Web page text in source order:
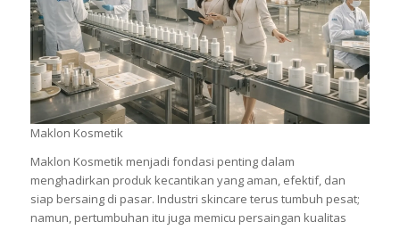
Maklon Kosmetik
Maklon Kosmetik menjadi fondasi penting dalam
menghadirkan produk kecantikan yang aman, efektif, dan
siap bersaing di pasar. Industri skincare terus tumbuh pesat;
namun, pertumbuhan itu juga memicu persaingan kualitas